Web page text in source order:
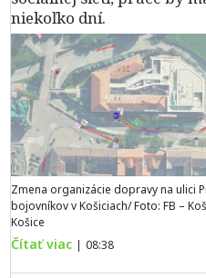
niekoľko dní.
Zmena organizácie dopravy na ulici
bojovníkov v Košiciach/ Foto: FB –
Košice
Čítať viac | 08:38